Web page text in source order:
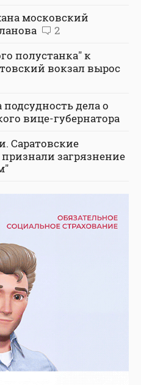
московский
2
полустанка" к
вокзал вырос
дела о
вице-губернатора
Саратовские
загрязнение